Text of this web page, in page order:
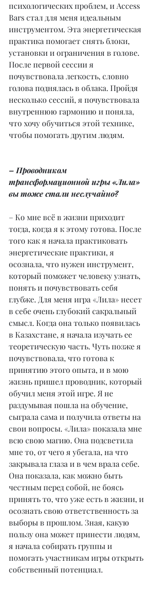
психологических проблем, и Access
Bars стал для меня идеальным
инструментом. Эта энергетическая
практика помогает снять блоки,
установки и ограничения в голове.
После первой сессии я
почувствовала легкость, словно
голова поднялась в облака. Пройдя
несколько сессий, я почувствовала
внутреннюю гармонию и поняла,
что хочу обучиться этой технике,
чтобы помогать другим людям.
– Проводником
трансформационной игры «Лила»
вы тоже стали неслучайно?
– Ко мне всё в жизни приходит
тогда, когда я к этому готова. После
того как я начала практиковать
энергетические практики, я
осознала, что нужен инструмент,
который поможет человеку узнать,
понять и почувствовать себя
глубже. Для меня игра «Лила» несет
в себе очень глубокий сакральный
смысл. Когда она только появилась
в Казахстане, я начала изучать ее
теоретическую часть. Чуть позже я
почувствовала, что готова к
принятию этого опыта, и в мою
жизнь пришел проводник, который
обучил меня этой игре. Я не
раздумывая пошла на обучение,
сыграла сама и получила ответы на
свои вопросы. «Лила» показала мне
всю свою магию. Она подсветила
мне то, от чего я убегала, на что
закрывала глаза и в чем врала себе.
Она показала, как можно быть
честным перед собой, не боясь
принять то, что уже есть в жизни, и
осознать свою ответственность за
выборы в прошлом. Зная, какую
пользу она может принести людям,
я начала собирать группы и
помогать участникам игры открыть
собственный потенциал.